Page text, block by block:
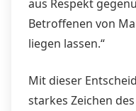
aus Respekt
Betroffenen von
liegen lassen.“
Mit dieser
starkes Zeichen